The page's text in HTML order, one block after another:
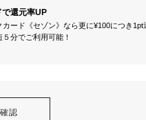
還元率UP
ード《セゾン》なら更に¥100につき1pt
分でご利用可能！
認